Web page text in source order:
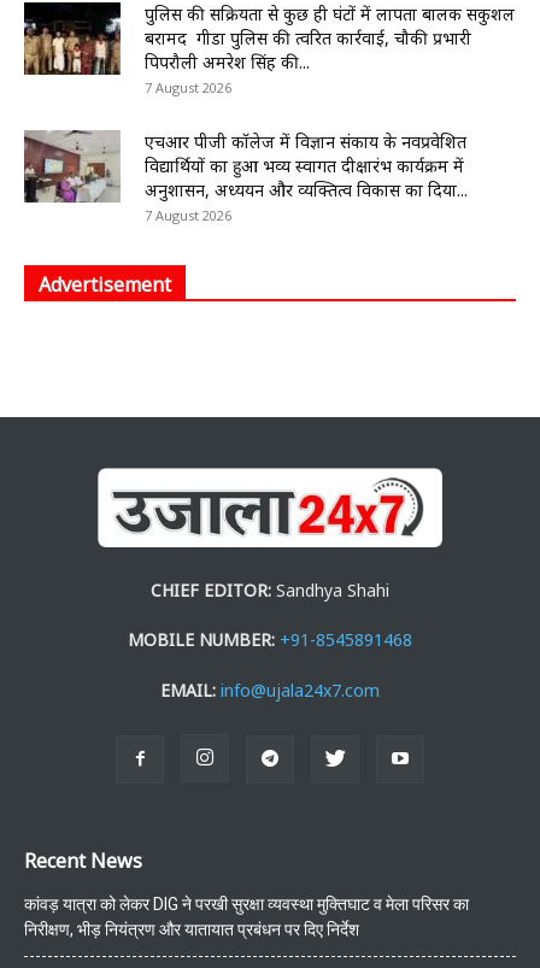
पुलिस की सक्रियता से कुछ ही घंटों में लापता बालक सकुशल
बरामद गीडा पुलिस की त्वरित कार्रवाई, चौकी प्रभारी
पिपरौली अमरेश सिंह की...
7 August 2026
एचआर पीजी कॉलेज में विज्ञान संकाय के नवप्रवेशित
विद्यार्थियों का हुआ भव्य स्वागत दीक्षारंभ कार्यक्रम में
अनुशासन, अध्ययन और व्यक्तित्व विकास का दिया...
7 August 2026
Advertisement
CHIEF EDITOR: Sandhya Shahi
MOBILE NUMBER: +91-8545891468
EMAIL: info@ujala24x7.com
Recent News
कांवड़ यात्रा को लेकर DIG ने परखी सुरक्षा व्यवस्था मुक्तिघाट व मेला परिसर का
निरीक्षण, भीड़ नियंत्रण और यातायात प्रबंधन पर दिए निर्देश